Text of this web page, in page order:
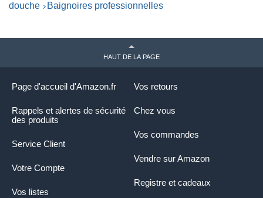
douche
Baignoires professionnelles
HAUT DE LA PAGE
Vos retours
Chez vous
Vos commandes
Vendre sur Amazon
Registre et cadeaux
Page d'accueil d'Amazon.fr
Rappels et alertes de sécurité
des produits
Service Client
Votre Compte
Vos listes